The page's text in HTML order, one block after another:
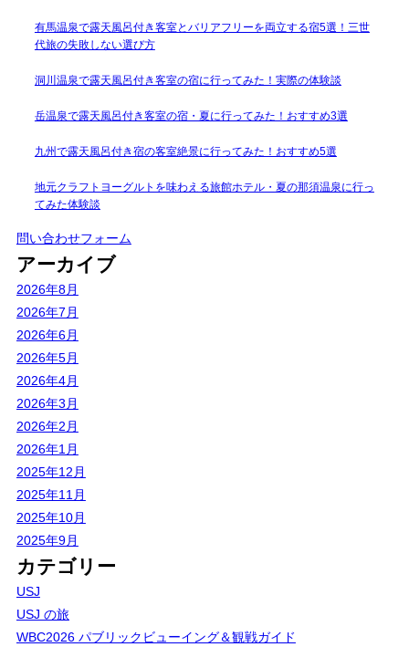
有馬温泉で露天風呂付き客室とバリアフリーを両立する宿5選！三世
代旅の失敗しない選び方
洞川温泉で露天風呂付き客室の宿に行ってみた！実際の体験談
岳温泉で露天風呂付き客室の宿・夏に行ってみた！おすすめ3選
九州で露天風呂付き宿の客室絶景に行ってみた！おすすめ5選
地元クラフトヨーグルトを味わえる旅館ホテル・夏の那須温泉に行っ
てみた体験談
問い合わせフォーム
アーカイブ
2026年8月
2026年7月
2026年6月
2026年5月
2026年4月
2026年3月
2026年2月
2026年1月
2025年12月
2025年11月
2025年10月
2025年9月
カテゴリー
USJ
USJ の旅
WBC2026 パブリックビューイング＆観戦ガイド